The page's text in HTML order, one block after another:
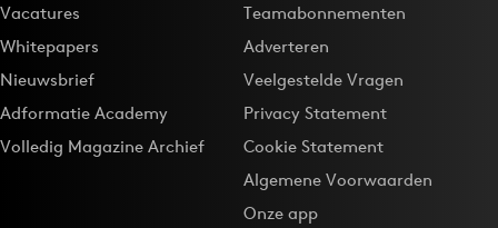
Vacatures
Whitepapers
Nieuwsbrief
Adformatie Academy
Volledig Magazine Archief
Teamabonnementen
Adverteren
Veelgestelde Vragen
Privacy Statement
Cookie Statement
Algemene Voorwaarden
Onze app